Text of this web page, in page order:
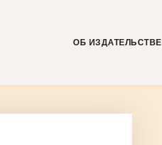
ОБ ИЗДАТЕЛЬСТВЕ